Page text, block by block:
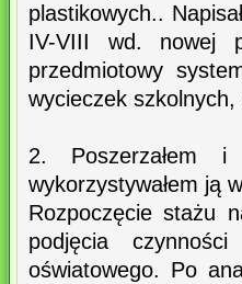
plastikowych..
IV-VIII wd. nowej
przedmiotowy
wycieczek szkolnych,
2. Poszerzałem
wykorzystywałem ją
Rozpoczęcie stażu
podjęcia
oświatowego. Po